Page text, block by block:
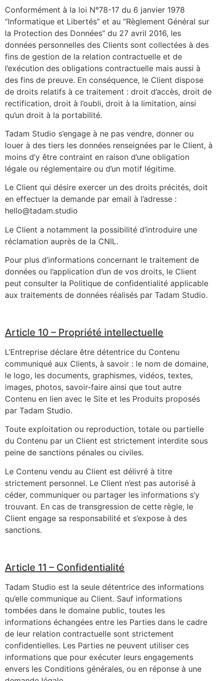
Conformément à la loi N°78-17 du 6 janvier 1978
“Informatique et Libertés” et au “Règlement Général sur
la Protection des Données” du 27 avril 2016, les
données personnelles des Clients sont collectées à des
fins de gestion de la relation contractuelle et de
l’exécution des obligations contractuelle mais aussi à
des fins de preuve. En conséquence, le Client dispose
de droits relatifs à ce traitement : droit d’accès, droit de
rectification, droit à l’oubli, droit à la limitation, ainsi
qu’un droit à la portabilité.
Tadam Studio s’engage à ne pas vendre, donner ou
louer à des tiers les données renseignées par le Client, à
moins d’y être contraint en raison d’une obligation
légale ou réglementaire ou d’un motif légitime.
Le Client qui désire exercer un des droits précités, doit
en effectuer la demande par email à l’adresse :
hello@tadam.studio
Le Client a notamment la possibilité d’introduire une
réclamation auprès de la CNIL.
Pour plus d’informations concernant le traitement de
données ou l’application d’un de vos droits, le Client
peut consulter la Politique de confidentialité applicable
aux traitements de données réalisés par Tadam Studio.
Article 10 – Propriété intellectuelle
L’Entreprise déclare être détentrice du Contenu
communiqué aux Clients, à savoir : le nom de domaine,
le logo, les documents, graphismes, vidéos, textes,
images, photos, savoir-faire ainsi que tout autre
Contenu en lien avec le Site et les Produits proposés
par Tadam Studio.
Toute exploitation ou reproduction, totale ou partielle
du Contenu par un Client est strictement interdite sous
peine de sanctions pénales ou civiles.
Le Contenu vendu au Client est délivré à titre
strictement personnel. Le Client n’est pas autorisé à
céder, communiquer ou partager les informations s’y
trouvant. En cas de transgression de cette règle, le
Client engage sa responsabilité et s’expose à des
sanctions.
Article 11 – Confidentialité
Tadam Studio est la seule détentrice des informations
qu’elle communique au Client. Sauf informations
tombées dans le domaine public, toutes les
informations échangées entre les Parties dans le cadre
de leur relation contractuelle sont strictement
confidentielles. Les Parties ne peuvent utiliser ces
informations que pour exécuter leurs engagements
envers les Conditions générales, ou en réponse à une